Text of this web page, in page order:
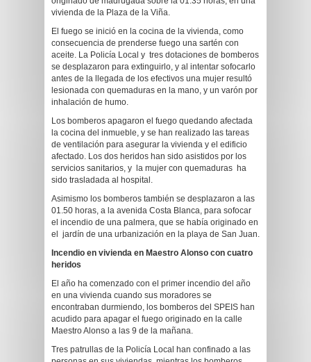
vivienda de la Plaza de la Viña.
El fuego se inició en la cocina de la vivienda, como
consecuencia de prenderse fuego una sartén con
aceite. La Policía Local y tres dotaciones de bomberos
se desplazaron para extinguirlo, y al intentar sofocarlo
antes de la llegada de los efectivos una mujer resultó
lesionada con quemaduras en la mano, y un varón por
inhalación de humo.
Los bomberos apagaron el fuego quedando afectada
la cocina del inmueble, y se han realizado las tareas
de ventilación para asegurar la vivienda y el edificio
afectado. Los dos heridos han sido asistidos por los
servicios sanitarios, y la mujer con quemaduras ha
sido trasladada al hospital.
Asimismo los bomberos también se desplazaron a las
01.50 horas, a la avenida Costa Blanca, para sofocar
el incendio de una palmera, que se había originado en
el jardín de una urbanización en la playa de San Juan.
Incendio en vivienda en Maestro Alonso con cuatro
heridos
El año ha comenzado con el primer incendio del año
en una vivienda cuando sus moradores se
encontraban durmiendo, los bomberos del SPEIS han
acudido para apagar el fuego originado en la calle
Maestro Alonso a las 9 de la mañana.
Tres patrullas de la Policía Local han confinado a las